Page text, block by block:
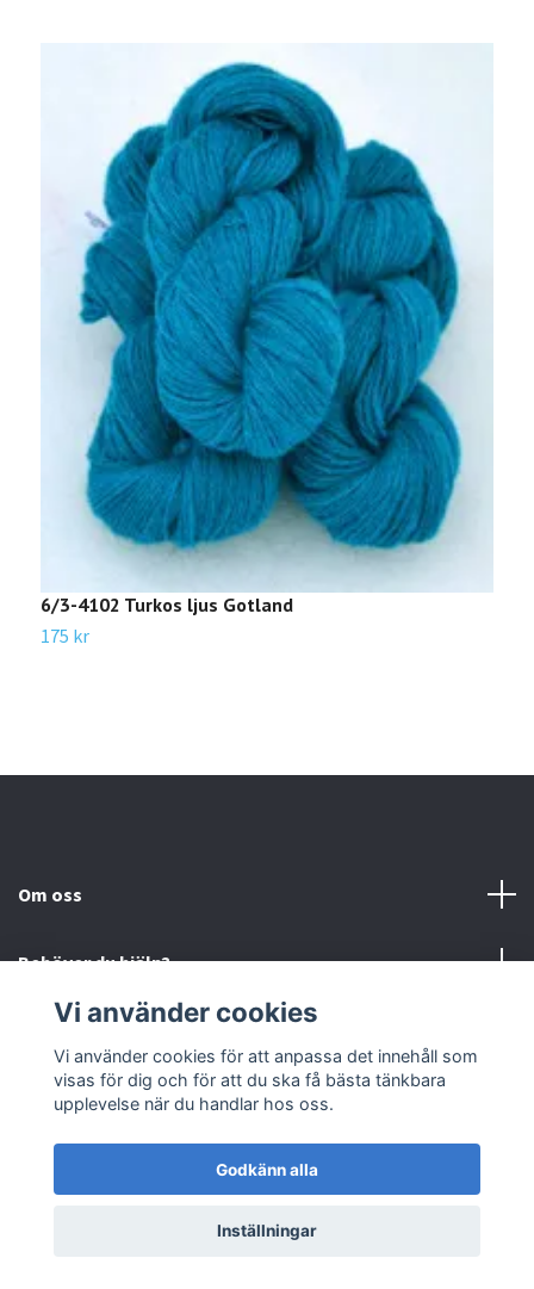
6/3-4102 Turkos ljus Gotland
175 kr
Om oss
Behöver du hjälp?
Läs mer
Sociala medier
© 2026 BjörnfiasPowered by Quickbutik
Vi använder cookies
Vi använder cookies för att anpassa det innehåll som
visas för dig och för att du ska få bästa tänkbara
upplevelse när du handlar hos oss.
Godkänn alla
Inställningar